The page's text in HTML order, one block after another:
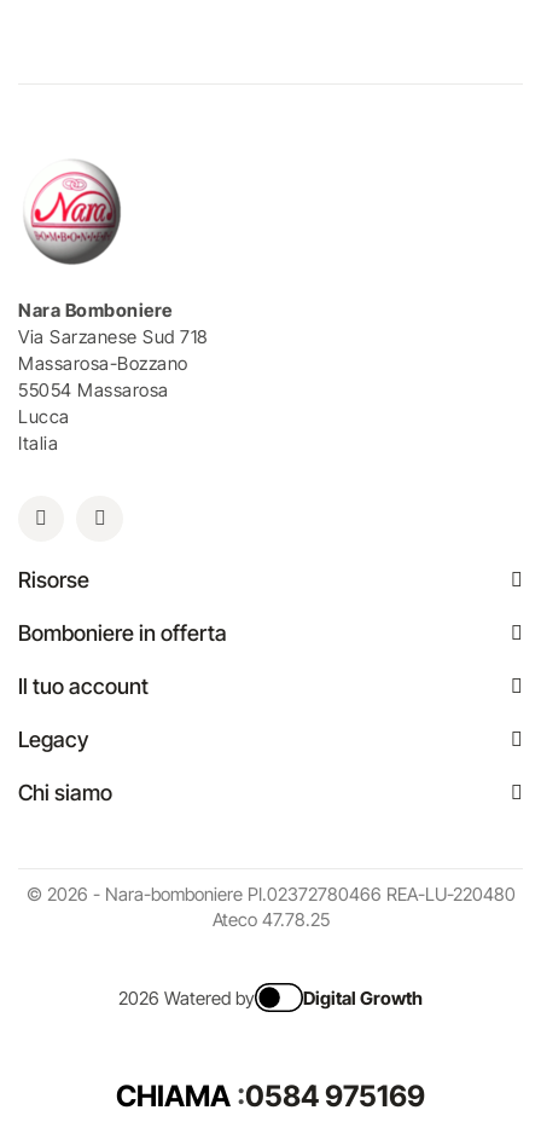
Nara Bomboniere
Via Sarzanese Sud 718
Massarosa-Bozzano
55054 Massarosa
Lucca
Italia
Risorse
Bomboniere in offerta
Il tuo account
Legacy
Chi siamo
© 2026 - Nara-bomboniere PI.02372780466 REA-LU-220480
Ateco 47.78.25
2026 Watered by Digital Growth
CHIAMA :0584 975169